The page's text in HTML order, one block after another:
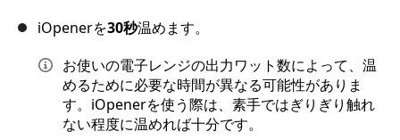
iOpenerを30秒温めます。
お使いの電子レンジの出力ワット数によって、温
めるために必要な時間が異なる可能性がありま
す。iOpenerを使う際は、素手ではぎりぎり触れ
ない程度に温めれば十分です。